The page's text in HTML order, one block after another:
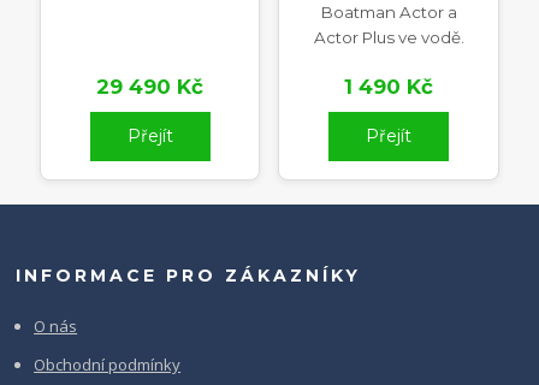
29 490 Kč
Přejít
Boatman Actor a
Actor Plus ve vodě.
1 490 Kč
Přejít
INFORMACE PRO ZÁKAZNÍKY
O nás
Obchodní podmínky